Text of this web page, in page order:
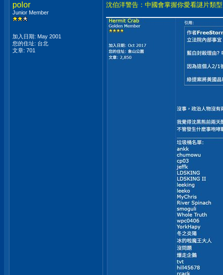
polor
Junior Member
加入日期: May 2001
您的住址: 台北
文章: 701
沈伯洋警告：中國會掌握你愛看謎片類